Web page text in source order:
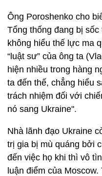
Ông Poroshenko cho
Tổng thống đang bị
không hiểu thế lực ma
“luật sư” của ông ta
hiện nhiều trong hàng
ta đến thế, chẳng hiểu
trách nhiệm đối với
nó sang Ukraine".
Nhà lãnh đạo Ukraine
trị gia bị mù quáng bởi
đến việc họ khi thì vô
luận điểm của